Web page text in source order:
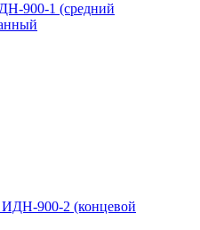
900-1 (средний